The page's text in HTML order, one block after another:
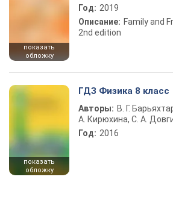
показать
обложку
Год: 2019
Описание: Family and
2nd edition
показать
обложку
ГДЗ Физика 8 класс
Авторы: В. Г.
А. Кирюхина, С. А.
Год: 2016